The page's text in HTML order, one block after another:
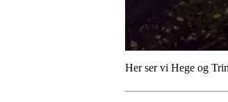
Her ser vi Hege og